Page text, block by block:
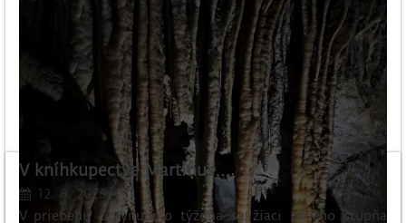
V kníhkupectve Martinus…
12. 6. 2026
V priebehu uplynulého týždňa sa žiaci prvého stupňa